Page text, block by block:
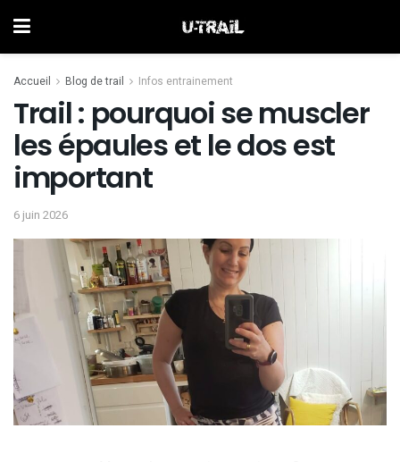
Accueil Blog de trail Infos entrainement
Trail : pourquoi se muscler
les épaules et le dos est
important
6 juin 2026